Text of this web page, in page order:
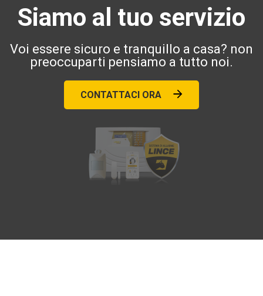
Siamo al tuo servizio
Voi essere sicuro e tranquillo a casa? non
preoccuparti pensiamo a tutto noi.
CONTATTACI ORA